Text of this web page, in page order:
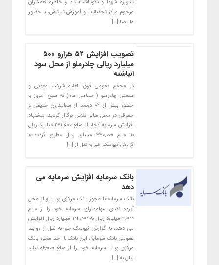
یادواره شهدا و نکوداشت یاد و خاطره همکاران
مرحوم مرکز تحقیقات و آموزش تیرتاش، با حضور
علیرضا […]
تصویب افزایش ۵۲ هزارو ۵۰۰
میلیارد ریالی چادرملو از محل سود
انباشته
در مجمع عمومی فوق العاده شرکت معدنی و
صنعتی چادرملو ( سهامی عام) که صبح امروز با
حضور بیش از ۸۲ درصد از سهامدارن حقیقی و
حقوقی در محل سالن تلاش برگزار گردید، پیشنهاد
افزایش سرمایه کچاد از مبلغ ۲۷۱,۵۰۰ میلیارد ریال
به مبلغ ۴۴۰,۰۰۰ میلیارد ریال مطرح گردید.به
گزارش کیوسک خبر به نقل از […]
بانک سرمایه افزایش سرمایه می
دهد
بانک سرمایه با مجوز بانک مرکزی ج.ا.ا و از محل
آورده نقدی سهامداران، سرمایه خود را از مبلغ
۴٫۰۰۰ میلیارد ریال به ۱۰۴٫۰۰۰ میلیارد ریال افزایش
می دهد. به گزارش کیوسک خبر به نقل از روابط
عمومی بانک سرمایه، این بانک با اخذ مجوز بانک
مرکزی ج.ا.ا سرمایه خود را از مبلغ ۴٫۰۰۰میلیارد
ریال به […]